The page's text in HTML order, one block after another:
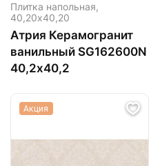
Плитка напольная,
40,20х40,20
Атрия Керамогранит
ванильный SG162600N
40,2х40,2
Акция